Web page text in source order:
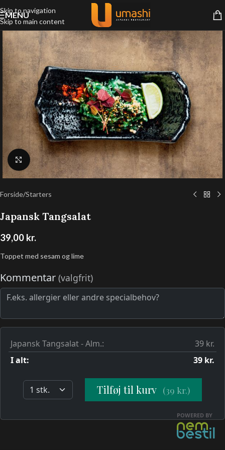
Skip to navigation
Skip to main content
MENU
Klik for at forstørre
Forside/Starters
Japansk Tangsalat
39,00 kr.
Toppet med sesam og lime